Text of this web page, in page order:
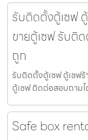
รับติดตั้งตู้เซฟ
ขายตู้เซฟ รับติ
ถูก
รับติดตั้งตู้เซฟ ตู้เซฟ
ตู้เซฟ ติดต่อสอบถาม
Safe box